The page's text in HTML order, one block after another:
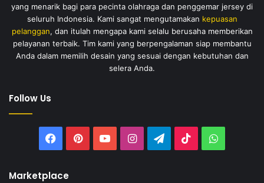
yang menarik bagi para pecinta olahraga dan penggemar jersey di
seluruh Indonesia. Kami sangat mengutamakan kepuasan
pelanggan, dan itulah mengapa kami selalu berusaha memberikan
pelayanan terbaik. Tim kami yang berpengalaman siap membantu
Anda dalam memilih desain yang sesuai dengan kebutuhan dan
selera Anda.
Follow Us
Facebook
PinterestYouTubeInstagramTelegram
TikTok
Marketplace